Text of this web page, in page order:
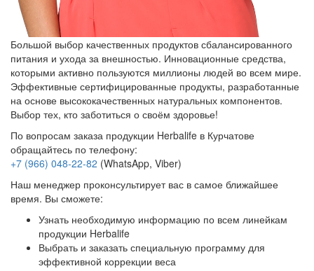
Большой выбор качественных продуктов сбалансированного
питания и ухода за внешностью. Инновационные средства,
которыми активно пользуются миллионы людей во всем мире.
Эффективные сертифицированные продукты, разработанные
на основе высококачественных натуральных компонентов.
Выбор тех, кто заботиться о своём здоровье!
По вопросам заказа продукции Herbalife в Курчатове
обращайтесь по телефону:
+7 (966) 048-22-82 (WhatsApp, Viber)
Наш менеджер проконсультирует вас в самое ближайшее
время. Вы сможете:
Узнать необходимую информацию по всем линейкам
продукции Herbalife
Выбрать и заказать специальную программу для
эффективной коррекции веса